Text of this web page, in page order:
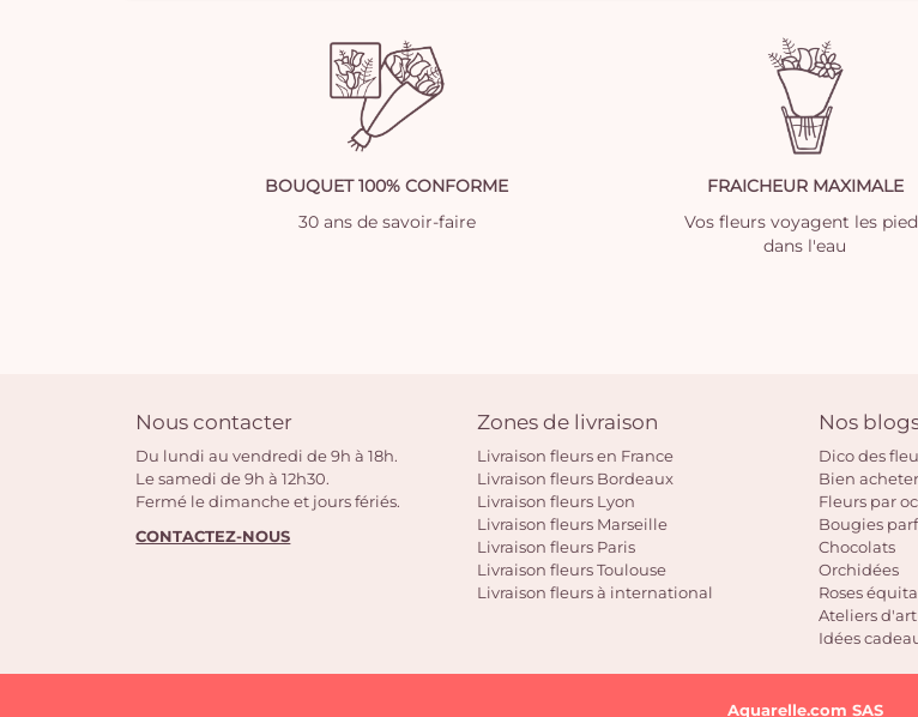
BOUQUET 100% CONFORME
30 ans de savoir-faire
FRAICHEUR MAXIMALE
Vos fleurs voyagent les
dans l'eau
Nous contacter
Du lundi au vendredi de 9h à 18h.
Le samedi de 9h à 12h30.
Fermé le dimanche et jours fériés.
CONTACTEZ-NOUS
Zones de livraison
Livraison fleurs en France
Livraison fleurs Bordeaux
Livraison fleurs Lyon
Livraison fleurs Marseille
Livraison fleurs Paris
Livraison fleurs Toulouse
Livraison fleurs à international
Nos
Dico des
Bien
Fleurs par
Bougies
Chocolats
Orchidées
Roses
Ateliers
Idées
Aquarelle.com SAS